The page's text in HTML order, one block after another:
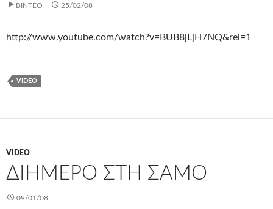
ΒΊΝΤΕΟ 25/02/08
http://www.youtube.com/watch?v=BUB8jLjH7NQ&rel=1
VIDEO
VIDEO
ΔΙΉΜΕΡΟ ΣΤΗ ΣΆΜΟ
09/01/08